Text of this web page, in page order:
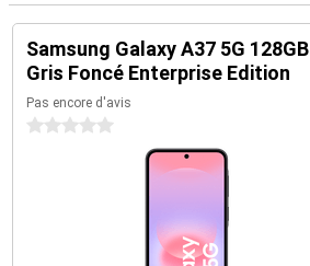
Samsung Galaxy A37 5G 128GB
Gris Foncé Enterprise Edition
Pas encore d'avis
0 étoiles